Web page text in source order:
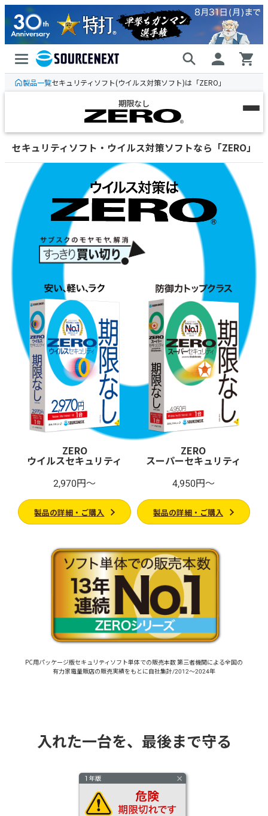
製品一覧セキュリティソフト(ウイルス対策ソフト)は「ZERO」
期限なし
ウイルスセキュリティ
高コスパ、2,970円から
スーパーセキュリティ
多機能、防御力No.1
目的・用途別のご案内
セキュリティソフト・ウイルス対策ソフトなら「ZERO」
ZERO
ウイルスセキュリティ
2,970円～
製品の詳細・ご購入
ZERO
スーパーセキュリティ
4,950円～
製品の詳細・ご購入
PC用パッケージ版セキュリティソフト単体での販売本数第三者機関による全国の
有力家電量販店の販売実績をもとに自社集計/2012～2024年
入れた一台を、最後まで守る